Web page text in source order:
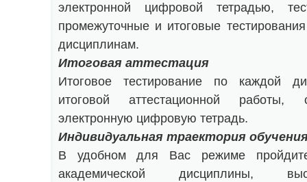
электронной цифровой тетрадью,
промежуточные и итоговые
дисциплинам.
Итоговая аттестация
Итоговое тестирование по каждой
итоговой аттестационной работы,
электронную цифровую тетрадь.
Индивидуальная траектория
В удобном для Вас режиме
академической дисциплины,